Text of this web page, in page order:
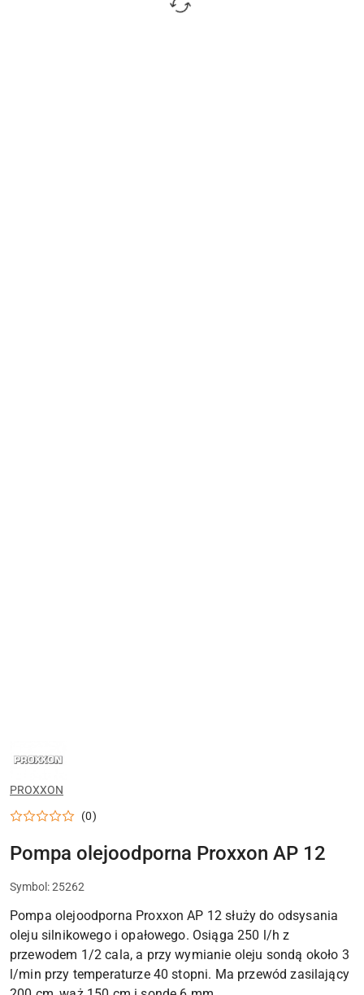
PROXXON
DO
SERWISU
PRECYZYJNEJ
OBRÓBKI
PROXXON
(0)
Pompa olejoodporna Proxxon AP 12
Symbol:25262
Pompa olejoodporna Proxxon AP 12 służy do odsysania
oleju silnikowego i opałowego. Osiąga 250 l/h z
przewodem 1/2 cala, a przy wymianie oleju sondą około 3
l/min przy temperaturze 40 stopni. Ma przewód zasilający